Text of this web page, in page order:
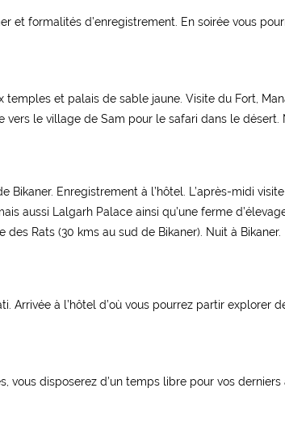
et formalités d’enregistrement. En soirée vous
et palais de sable jaune. Visite du Fort,
vers le village de Sam pour le safari dans le désert.
Enregistrement à l’hôtel. L’après-midi
aussi Lalgarh Palace ainsi qu’une ferme
Rats (30 kms au sud de Bikaner). Nuit à Bikaner.
Arrivée à l’hôtel d’où vous pourrez partir explorer
vous disposerez d’un temps libre pour vos